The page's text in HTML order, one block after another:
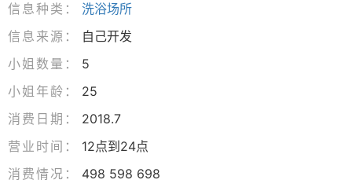
信息种类：
洗浴场所
信息来源：
自己开发
小姐数量：
5
小姐年龄：
25
消费日期：
2018.7
营业时间：
12点到24点
消费情况：
498 598 698